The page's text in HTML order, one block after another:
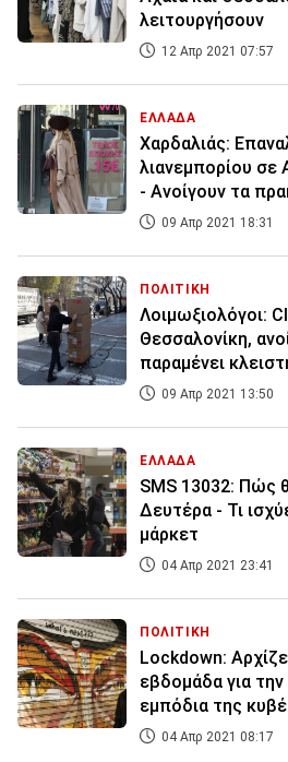
λειτουργήσουν
12 Απρ 2021 07:57
ΕΛΛΑΔΑ
Χαρδαλιάς:
λιανεμπορίου σε
- Ανοίγουν τα
09 Απρ 2021 18:31
ΠΟΛΙΤΙΚΗ
Λοιμωξιολόγοι:
Θεσσαλονίκη,
παραμένει
09 Απρ 2021 13:50
ΕΛΛΑΔΑ
SMS 13032: Πώς
Δευτέρα - Τι
μάρκετ
04 Απρ 2021 23:41
ΠΟΛΙΤΙΚΗ
Lockdown:
εβδομάδα για
εμπόδια της
04 Απρ 2021 08:17